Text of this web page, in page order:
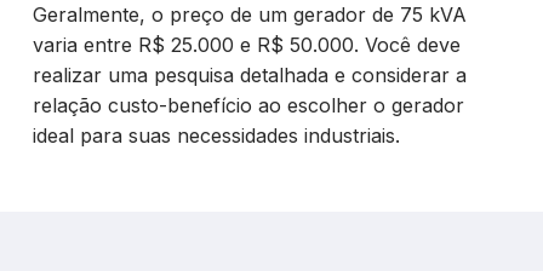
Geralmente, o preço de um gerador de 75 kVA
varia entre R$ 25.000 e R$ 50.000. Você deve
realizar uma pesquisa detalhada e considerar a
relação custo-benefício ao escolher o gerador
ideal para suas necessidades industriais.